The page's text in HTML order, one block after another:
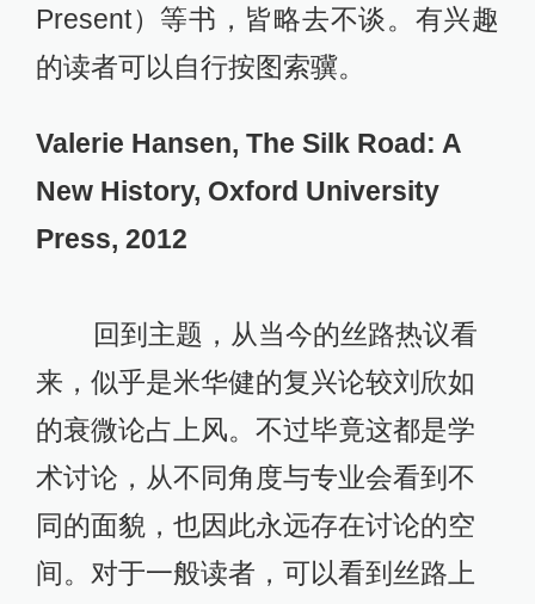
Present）等书，皆略去不谈。有兴趣
的读者可以自行按图索骥。
Valerie Hansen, The Silk Road: A
New History, Oxford University
Press, 2012
回到主题，从当今的丝路热议看
来，似乎是米华健的复兴论较刘欣如
的衰微论占上风。不过毕竟这都是学
术讨论，从不同角度与专业会看到不
同的面貌，也因此永远存在讨论的空
间。对于一般读者，可以看到丝路上